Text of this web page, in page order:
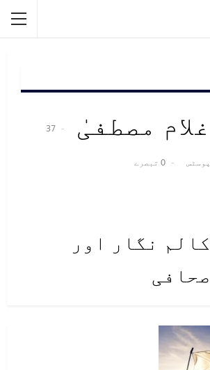
غلام مصطفیٰ 37
پوسٹس 0 تبصرے
کالم نگار اور
صحافی